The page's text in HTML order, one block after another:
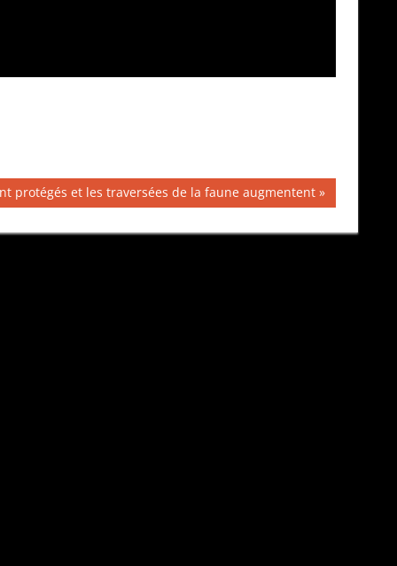
protégés et les traversées de la faune augmentent